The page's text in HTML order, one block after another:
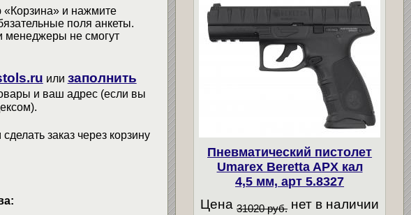
«Корзина» и нажмите
поля анкеты.
менеджеры не смогут
или заполнить
и ваш адрес (если вы
заказ через корзину
Пневматический пистолет
Umarex Beretta APX кал
4,5 мм, арт 5.8327
Цена31020 руб. нет в наличии